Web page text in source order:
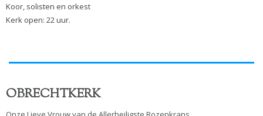
Koor, solisten en orkest
Kerk open: 22 uur.
OBRECHTKERK